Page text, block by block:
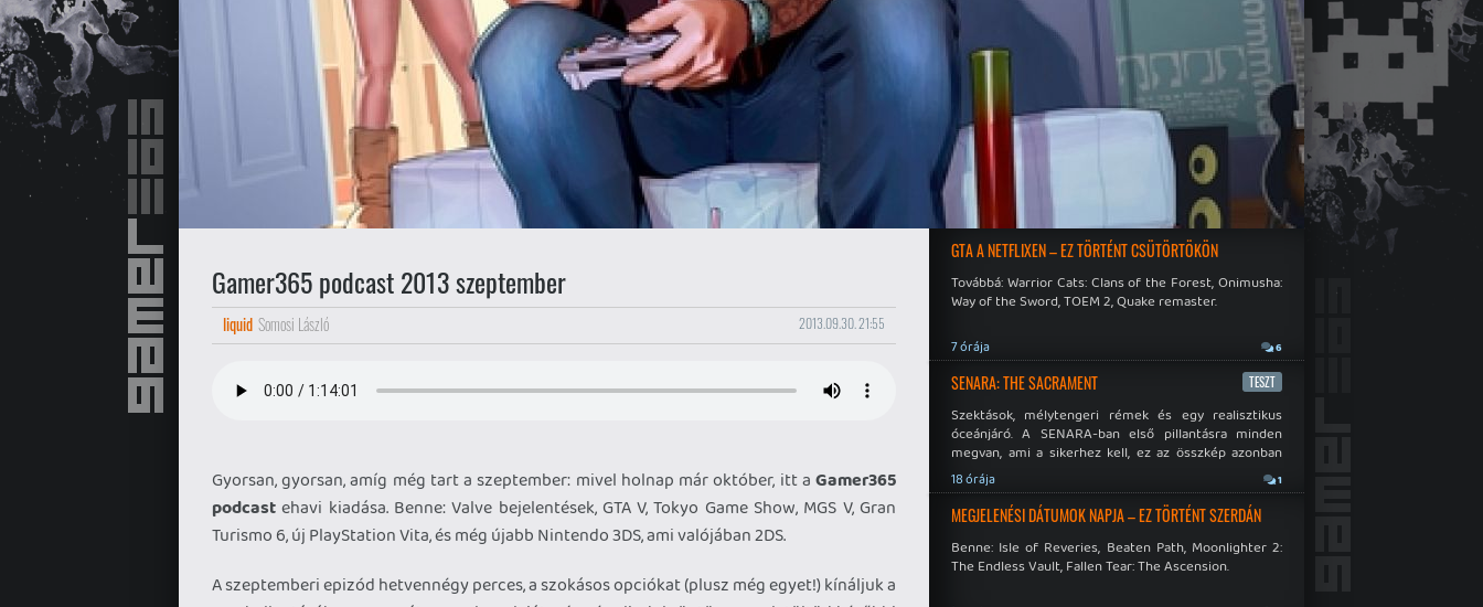
Gamer365 podcast 2013 szeptember
liquid Somosi László 2013.09.30. 21:55
Gyorsan, gyorsan, amíg még tart a szeptember: mivel holnap már október, itt a Gamer365
podcast ehavi kiadása. Benne: Valve bejelentések, GTA V, Tokyo Game Show, MGS V, Gran
Turismo 6, új PlayStation Vita, és még újabb Nintendo 3DS, ami valójában 2DS.
A szeptemberi epizód hetvennégy perces, a szokásos opciókat (plusz még egyet!) kínáljuk a
GTA A NETFLIXEN – EZ TÖRTÉNT CSÜTÖRTÖKÖN
Továbbá: Warrior Cats: Clans of the Forest, Onimusha:
Way of the Sword, TOEM 2, Quake remaster.
7 órája 6
SENARA: THE SACRAMENT TESZT
Szektások, mélytengeri rémek és egy realisztikus
óceánjáró. A SENARA-ban első pillantásra minden
megvan, ami a sikerhez kell, ez az összkép azonban
becsapós.
18 órája 1
MEGJELENÉSI DÁTUMOK NAPJA – EZ TÖRTÉNT SZERDÁN
Benne: Isle of Reveries, Beaten Path, Moonlighter 2:
The Endless Vault, Fallen Tear: The Ascension.